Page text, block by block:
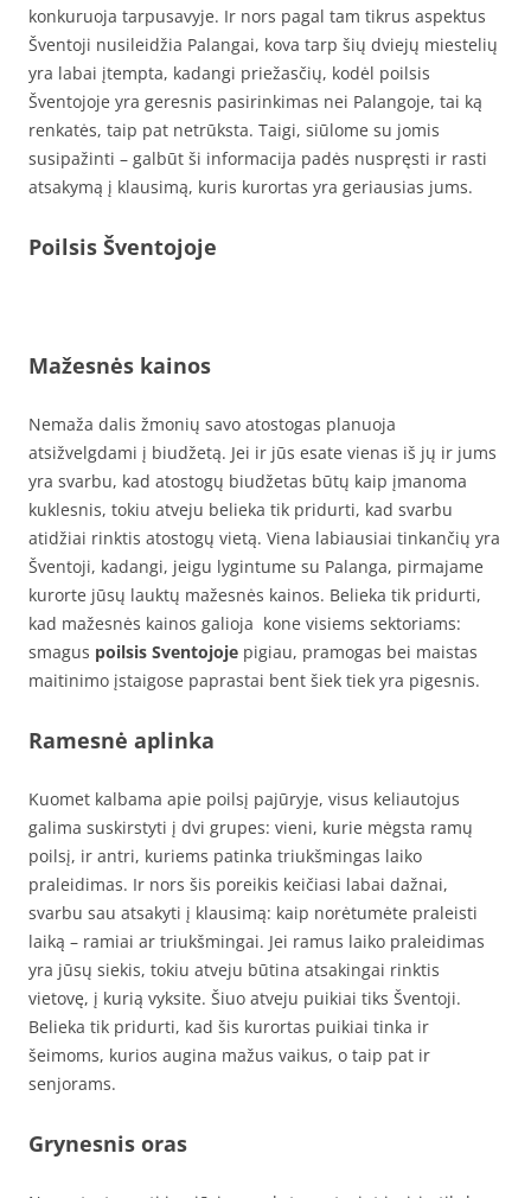
konkuruoja tarpusavyje. Ir nors pagal tam tikrus aspektus
Šventoji nusileidžia Palangai, kova tarp šių dviejų miestelių
yra labai įtempta, kadangi priežasčių, kodėl poilsis
Šventojoje yra geresnis pasirinkimas nei Palangoje, tai ką
renkatės, taip pat netrūksta. Taigi, siūlome su jomis
susipažinti – galbūt ši informacija padės nuspręsti ir rasti
atsakymą į klausimą, kuris kurortas yra geriausias jums.
Poilsis Šventojoje
Mažesnės kainos
Nemaža dalis žmonių savo atostogas planuoja
atsižvelgdami į biudžetą. Jei ir jūs esate vienas iš jų ir jums
yra svarbu, kad atostogų biudžetas būtų kaip įmanoma
kuklesnis, tokiu atveju belieka tik pridurti, kad svarbu
atidžiai rinktis atostogų vietą. Viena labiausiai tinkančių yra
Šventoji, kadangi, jeigu lygintume su Palanga, pirmajame
kurorte jūsų lauktų mažesnės kainos. Belieka tik pridurti,
kad mažesnės kainos galioja kone visiems sektoriams:
smagus poilsis Sventojoje pigiau, pramogas bei maistas
maitinimo įstaigose paprastai bent šiek tiek yra pigesnis.
Ramesnė aplinka
Kuomet kalbama apie poilsį pajūryje, visus keliautojus
galima suskirstyti į dvi grupes: vieni, kurie mėgsta ramų
poilsį, ir antri, kuriems patinka triukšmingas laiko
praleidimas. Ir nors šis poreikis keičiasi labai dažnai,
svarbu sau atsakyti į klausimą: kaip norėtumėte praleisti
laiką – ramiai ar triukšmingai. Jei ramus laiko praleidimas
yra jūsų siekis, tokiu atveju būtina atsakingai rinktis
vietovę, į kurią vyksite. Šiuo atveju puikiai tiks Šventoji.
Belieka tik pridurti, kad šis kurortas puikiai tinka ir
šeimoms, kurios augina mažus vaikus, o taip pat ir
senjorams.
Grynesnis oras